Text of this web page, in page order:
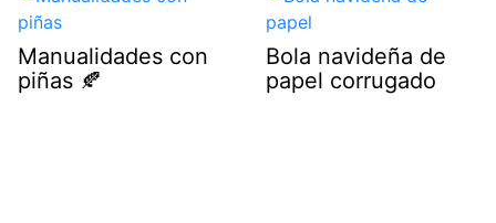
Manualidades con
piñas 🍂
Bola navideña de
papel corrugado